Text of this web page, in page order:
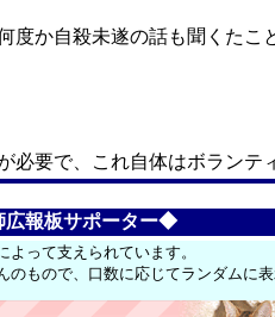
か自殺未遂の話も聞くたこ
要で、これ自体はボランテ
報板サポーター◆
って支えられています。
のもので、口数に応じてランダムに表